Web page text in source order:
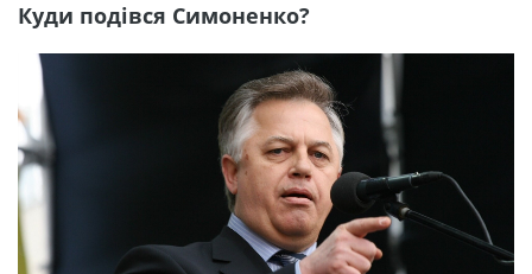
Куди подівся Симоненко?